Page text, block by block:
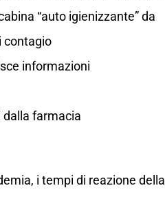
“auto igienizzante” da
contagio
informazioni
farmacia
i tempi di reazione della